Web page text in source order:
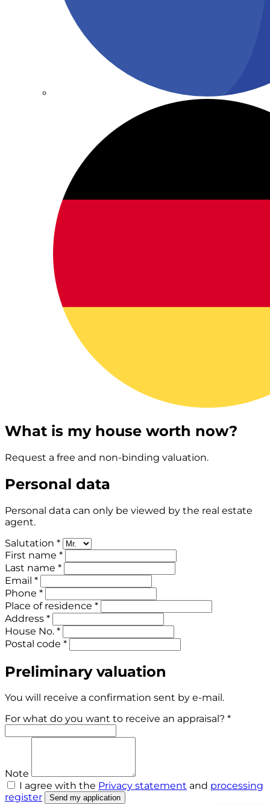
What is my house worth now?
Request a free and non-binding valuation.
Personal data
Personal data can only be viewed by the real estate
agent.
Salutation *
First name *
Last name *
Email *
Phone *
Place of residence *
Address *
House No. *
Postal code *
Preliminary valuation
You will receive a confirmation sent by e-mail.
For what do you want to receive an appraisal? *
Note
I agree with the Privacy statement and processing
register
Send my application